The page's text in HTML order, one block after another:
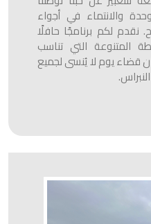
والانتماء في أجواء
نقدم لكم برنامجًا حافلًا
المتنوعة التي تناسب
قضاء يوم لا يُنسى لجميع